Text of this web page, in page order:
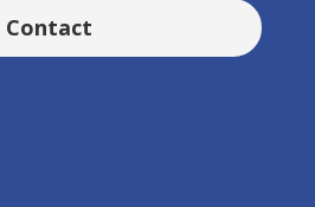
Contact